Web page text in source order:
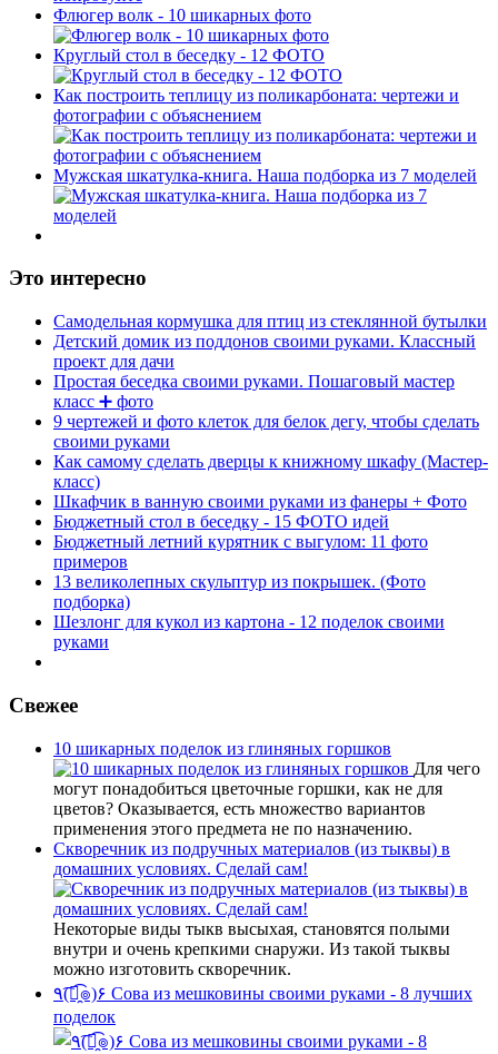
Флюгер волк - 10 шикарных фото
Круглый стол в беседку - 12 ФОТО
Как построить теплицу из поликарбоната: чертежи и
фотографии с объяснением
Мужская шкатулка-книга. Наша подборка из 7 моделей
Это интересно
Самодельная кормушка для птиц из стеклянной бутылки
Детский домик из поддонов своими руками. Классный
проект для дачи
Простая беседка своими руками. Пошаговый мастер
класс ➕ фото
9 чертежей и фото клеток для белок дегу, чтобы сделать
своими руками
Как самому сделать дверцы к книжному шкафу (Мастер-
класс)
Шкафчик в ванную своими руками из фанеры + Фото
Бюджетный стол в беседку - 15 ФОТО идей
Бюджетный летний курятник с выгулом: 11 фото
примеров
13 великолепных скульптур из покрышек. (Фото
подборка)
Шезлонг для кукол из картона - 12 поделок своими
руками
Свежее
10 шикарных поделок из глиняных горшков
Для чего
могут понадобиться цветочные горшки, как не для
цветов? Оказывается, есть множество вариантов
применения этого предмета не по назначению.
Скворечник из подручных материалов (из тыквы) в
домашних условиях. Сделай сам!
Некоторые виды тыкв высыхая, становятся полыми
внутри и очень крепкими снаружи. Из такой тыквы
можно изготовить скворечник.
٩(͡๏̯͡๏)۶ Сова из мешковины своими руками - 8 лучших
поделок